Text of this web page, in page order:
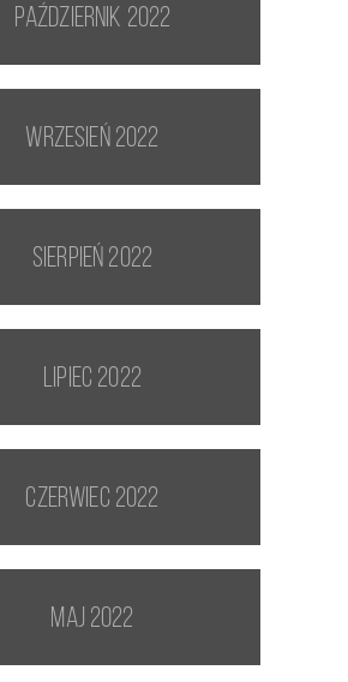
październik 2022
wrzesień 2022
sierpień 2022
lipiec 2022
czerwiec 2022
maj 2022